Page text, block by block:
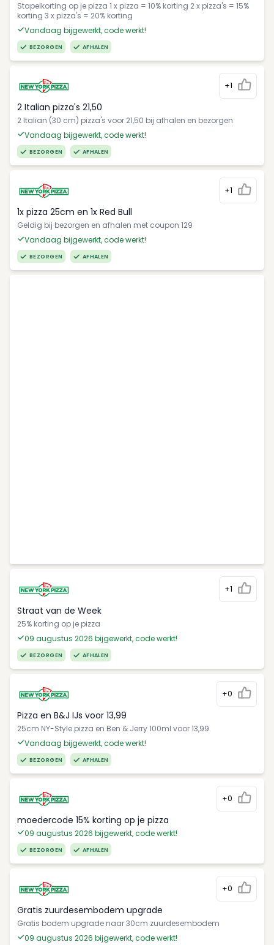
Stapelkorting op je pizza 1 x pizza = 10% korting 2 x pizza's = 15%
korting 3 x pizza's = 20% korting
Vandaag bijgewerkt, code werkt!
BEZORGEN AFHALEN
+1
2 Italian pizza's 21,50
2 Italian (30 cm) pizza's voor 21,50 bij afhalen en bezorgen
Vandaag bijgewerkt, code werkt!
BEZORGEN AFHALEN
+1
1x pizza 25cm en 1x Red Bull
Geldig bij bezorgen en afhalen met coupon 129
Vandaag bijgewerkt, code werkt!
BEZORGEN AFHALEN
+1
Straat van de Week
25% korting op je pizza
09 augustus 2026 bijgewerkt, code werkt!
BEZORGEN AFHALEN
+0
Pizza en B&J IJs voor 13,99
25cm NY-Style pizza en Ben & Jerry 100ml voor 13,99.
Vandaag bijgewerkt, code werkt!
BEZORGEN AFHALEN
+0
moedercode 15% korting op je pizza
09 augustus 2026 bijgewerkt, code werkt!
BEZORGEN AFHALEN
+0
Gratis zuurdesembodem upgrade
Gratis bodem upgrade naar 30cm zuurdesembodem
09 augustus 2026 bijgewerkt, code werkt!